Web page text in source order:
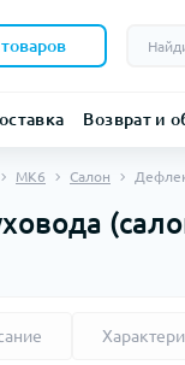
Возврат и
MK6 Салон